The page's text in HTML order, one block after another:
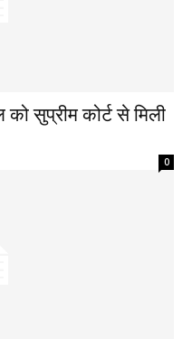
सुप्रीम कोर्ट से मिली
0